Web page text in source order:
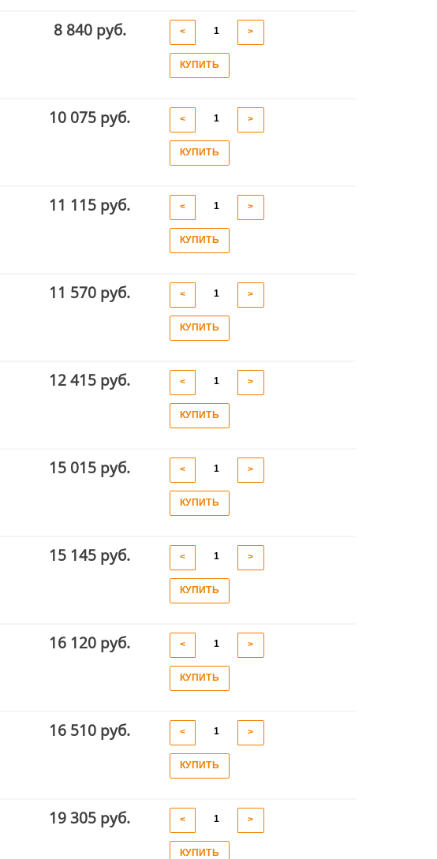
8 840 руб. < >
КУПИТЬ
10 075 руб. < >
КУПИТЬ
11 115 руб. < >
КУПИТЬ
11 570 руб. < >
КУПИТЬ
12 415 руб. < >
КУПИТЬ
15 015 руб. < >
КУПИТЬ
15 145 руб. < >
КУПИТЬ
16 120 руб. < >
КУПИТЬ
16 510 руб. < >
КУПИТЬ
19 305 руб. < >
КУПИТЬ